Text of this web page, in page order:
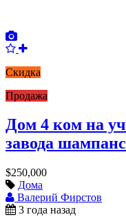
Скидка
Продажа
Дом 4 ком на
завода
$250,000
Дома
Валерий Фирстов
3 года назад